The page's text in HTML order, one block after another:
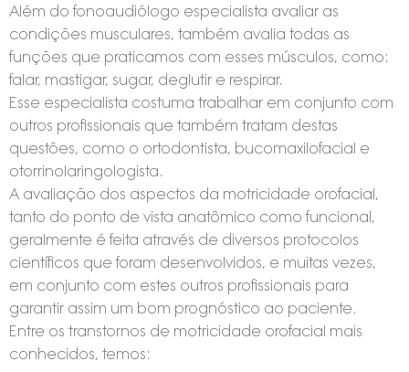
Além do fonoaudiólogo especialista avaliar as
condições musculares, também avalia todas as
funções que praticamos com esses músculos, como:
falar, mastigar, sugar, deglutir e respirar.
Esse especialista costuma trabalhar em conjunto com
outros profissionais que também tratam destas
questões, como o ortodontista, bucomaxilofacial e
otorrinolaringologista.
A avaliação dos aspectos da motricidade orofacial,
tanto do ponto de vista anatômico como funcional,
geralmente é feita através de diversos protocolos
científicos que foram desenvolvidos, e muitas vezes,
em conjunto com estes outros profissionais para
garantir assim um bom prognóstico ao paciente.
Entre os transtornos de motricidade orofacial mais
conhecidos, temos: